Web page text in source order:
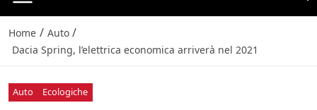
Home / Auto /
Dacia Spring, l’elettrica economica arriverà nel 2021
Auto Ecologiche